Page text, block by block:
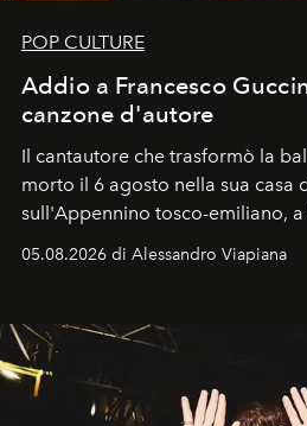
POP CULTURE
Addio a Francesco
canzone d'autore
Il cantautore che trasformò la
morto il 6 agosto nella sua casa
sull'Appennino tosco-emiliano, a
05.08.2026 di Alessandro Viapiana